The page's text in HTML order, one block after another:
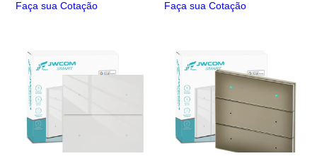
Faça sua Cotação Faça sua Cotação